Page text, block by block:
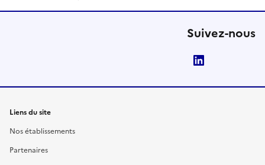
Suivez-nous
Liens du site
Nos établissements
Partenaires